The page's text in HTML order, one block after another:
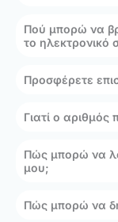
Πού μπορώ να
το ηλεκτρονικό
Προσφέρετε
Γιατί ο
Πώς μπορώ να
μου;
Πώς μπορώ να